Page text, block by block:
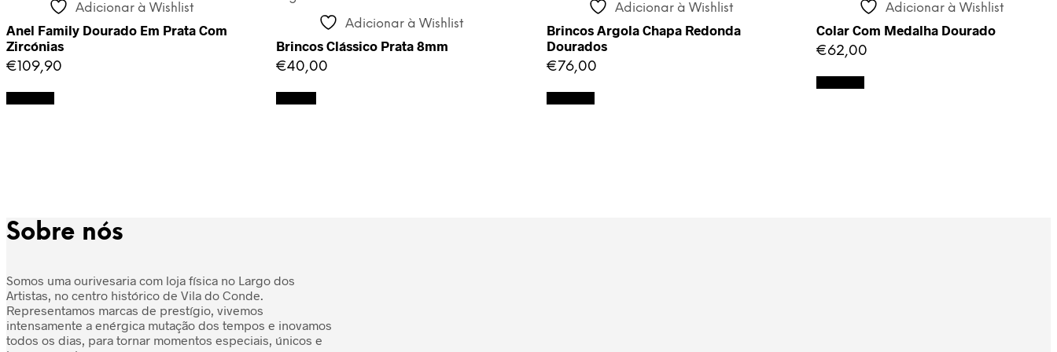
Adicionar à Wishlist
Anel Family Dourado Em Prata Com
Zircónias
€109,90
Adicionar à Wishlist
Brincos Clássico Prata 8mm
€40,00
Adicionar à Wishlist
Brincos Argola Chapa Redonda
Dourados
€76,00
Adicionar à Wishlist
Colar Com Medalha Dourado
€62,00
Sobre nós
Somos uma ourivesaria com loja física no Largo dos
Artistas, no centro histórico de Vila do Conde.
Representamos marcas de prestígio, vivemos
intensamente a enérgica mutação dos tempos e inovamos
todos os dias, para tornar momentos especiais, únicos e